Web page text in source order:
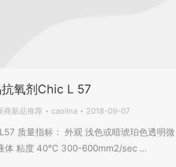
氧剂Chic L 57
商新品推荐 caolina 2018-09-07
质量指标： 外观 浅色或暗琥珀色透明微
体 粘度 40℃ 300-600mm2/sec …